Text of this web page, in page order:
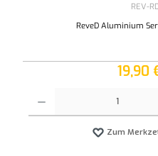
REV-
ReveD Aluminium
19,90
Zum